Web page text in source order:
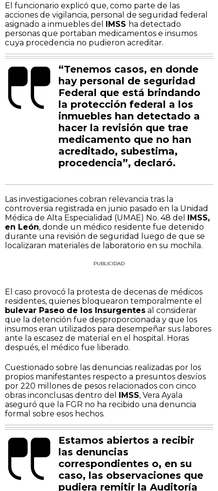
El funcionario explicó que, como parte de las
acciones de vigilancia, personal de seguridad federal
asignado a inmuebles del IMSS ha detectado
personas que portaban medicamentos e insumos
cuya procedencia no pudieron acreditar.
“Tenemos casos, en donde
hay personal de seguridad
Federal que está brindando
la protección federal a los
inmuebles han detectado a
hacer la revisión que trae
medicamento que no han
acreditado, subestima,
procedencia”, declaró.
Las investigaciones cobran relevancia tras la
controversia registrada en junio pasado en la Unidad
Médica de Alta Especialidad (UMAE) No. 48 del IMSS,
en León, donde un médico residente fue detenido
durante una revisión de seguridad luego de que se
localizaran materiales de laboratorio en su mochila.
PUBLICIDAD
El caso provocó la protesta de decenas de médicos
residentes, quienes bloquearon temporalmente el
bulevar Paseo de los Insurgentes al considerar
que la detención fue desproporcionada y que los
insumos eran utilizados para desempeñar sus labores
ante la escasez de material en el hospital. Horas
después, el médico fue liberado.
Cuestionado sobre las denuncias realizadas por los
propios manifestantes respecto a presuntos desvíos
por 220 millones de pesos relacionados con cinco
obras inconclusas dentro del IMSS, Vera Ayala
aseguró que la FGR no ha recibido una denuncia
formal sobre esos hechos.
Estamos abiertos a recibir
las denuncias
correspondientes o, en su
caso, las observaciones que
pudiera remitir la Auditoría